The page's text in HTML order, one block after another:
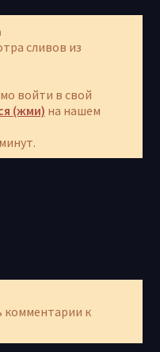
сливов из
войти в свой
(жми) на нашем
комментарии к